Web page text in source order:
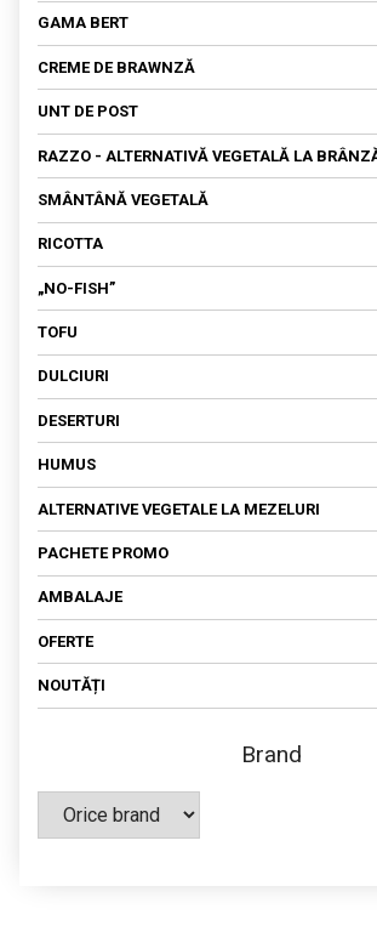
BRAWNZĂ PROASPĂTĂ
GAMA BERT
FETA
KEFIR
CREME DE BRAWNZĂ
UNT DE POST
RAZZO - ALTERNATIVĂ VEGETALĂ LA
SMÂNTÂNĂ VEGETALĂ
RICOTTA
„NO-FISH”
TOFU
DULCIURI
DESERTURI
HUMUS
ALTERNATIVE VEGETALE LA MEZELURI
PACHETE PROMO
AMBALAJE
OFERTE
NOUTĂȚI
Brand